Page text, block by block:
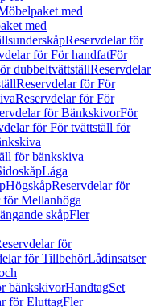
med
med
Reservdelar för
för För handfatFör
dubbeltvättställReservdelar
Reservdelar för För
Reservdelar för För
för BänkskivorFör
för För tvättställ för
för bänkskiva
Låga
HögskåpReservdelar för
för Mellanhöga
skåpFler
för
för TillbehörLådinsatser
bänkskivorHandtagSet
för EluttagFler